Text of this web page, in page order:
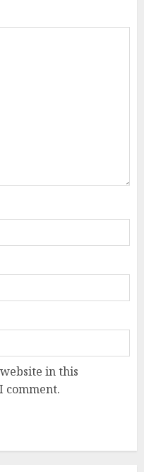
in this
comment.